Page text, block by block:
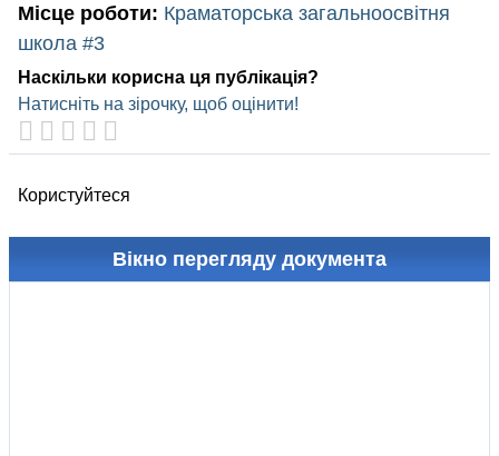
Місце роботи: Краматорська загальноосвітня
школа #3
Наскільки корисна ця публікація?
Натисніть на зірочку, щоб оцінити!
Користуйтеся
Вікно перегляду документа